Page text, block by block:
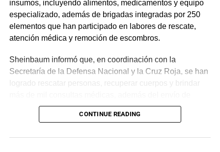
insumos, incluyendo alimentos, medicamentos y equipo
especializado, además de brigadas integradas por 250
elementos que han participado en labores de rescate,
atención médica y remoción de escombros.
Sheinbaum informó que, en coordinación con la
Secretaría de la Defensa Nacional y la Cruz Roja, se han
logrado rescatar personas, recuperar cuerpos y brindar
plantas de energía y materiales de apoyo. Subrayó que
estas acciones responden a solicitudes del gobierno
CONTINUE READING